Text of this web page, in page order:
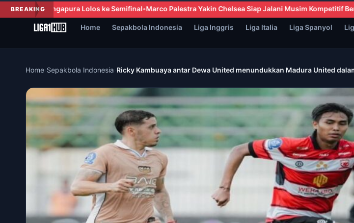
BREAKING
Marco Palestra Yakin Chelsea Siap Jalani Musim Kompetitif Bersama Alonso India Berpotensi
Home Sepakbola Indonesia Liga Inggris Liga Italia Liga Spanyol
Home Sepakbola Indonesia Ricky Kambuaya antar Dewa United menundukkan Madura United